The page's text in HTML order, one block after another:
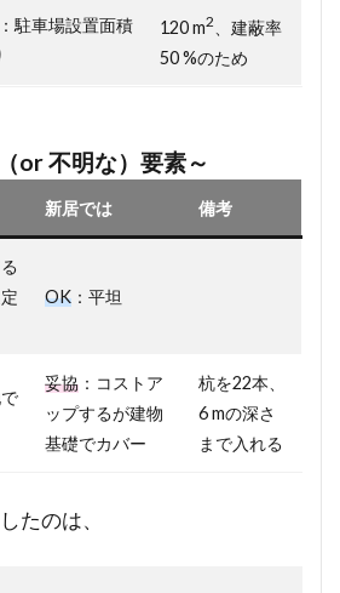
：駐車場設置面積
120 m2
、建蔽率
50 %のため
（or 不明な） 要素～
新居では 備考
OK ：平坦
妥協 ：コストア
ップするが建物
基礎でカバー
杭を22本、
6 mの深さ
まで入れる
たのは、